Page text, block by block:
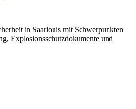
in Saarlouis mit Schwerpunkten
Explosionsschutzdokumente und